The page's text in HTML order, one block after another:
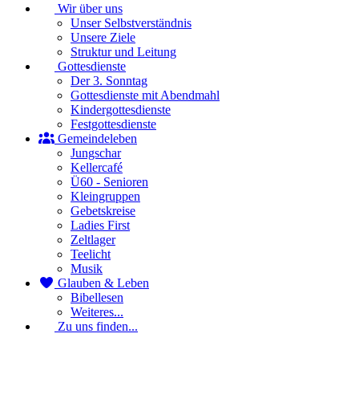
Wir über uns
Unser Selbstverständnis
Unsere Ziele
Struktur und Leitung
Gottesdienste
Der 3. Sonntag
Gottesdienste mit Abendmahl
Kindergottesdienste
Festgottesdienste
Gemeindeleben
Jungschar
Kellercafé
Ü60 - Senioren
Kleingruppen
Gebetskreise
Ladies First
Zeltlager
Teelicht
Musik
Glauben & Leben
Bibellesen
Weiteres...
Zu uns finden...